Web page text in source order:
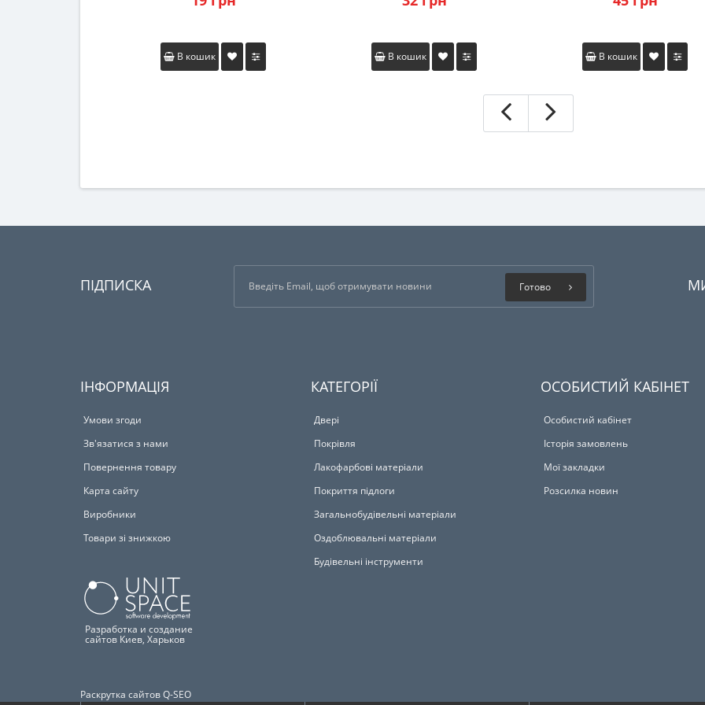
В кошик В кошик В кошик
ПІДПИСКА Готово
ІНФОРМАЦІЯ
Умови згоди
Зв'язатися з нами
Повернення товару
Карта сайту
Виробники
Товари зі знижкою
Разработка и создание
сайтов Киев, Харьков
Раскрутка сайтов Q-SEO
КАТЕГОРІЇ
Двері
Покрівля
Лакофарбові матеріали
Покриття підлоги
Загальнобудівельні матеріали
Оздоблювальні матеріали
Будівельні інструменти
ОСОБИСТИЙ КАБІНЕТ
Особистий кабінет
Історія замовлень
Мої закладки
Розсилка новин